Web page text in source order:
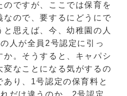
のですが、ここでは保育を
なので、要するにどうにで
と思えば、今、幼稚園の人
人が全員2号認定に引っ
か。そうすると、キャパシ
変なことになる気がするの
あり、1号認定の保育料と
だけ違うのか。2号認定